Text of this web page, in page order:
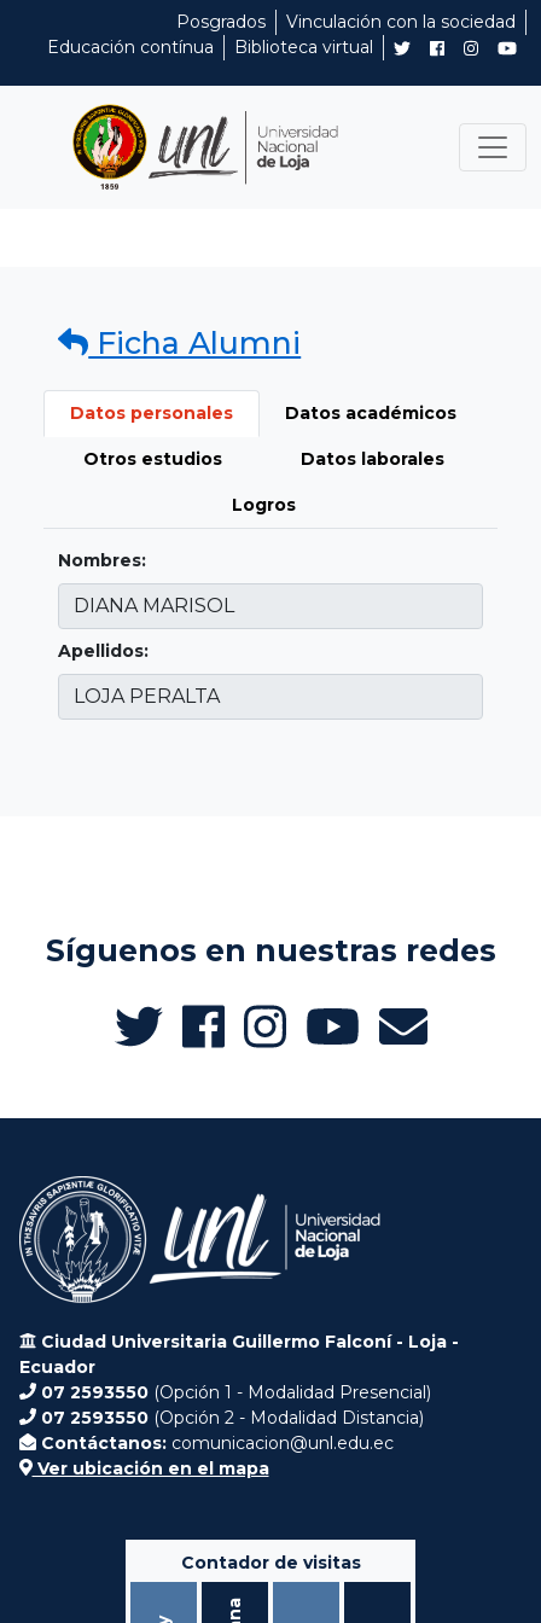
Posgrados
Vinculación con la sociedad
Educación contínua
Biblioteca virtual
Ficha Alumni
Datos personales Datos académicos
Otros estudios Datos laborales
Logros
Nombres:
Apellidos:
Síguenos en nuestras redes
Ciudad Universitaria Guillermo Falconí - Loja -
Ecuador
07 2593550 (Opción 1 - Modalidad Presencial)
07 2593550 (Opción 2 - Modalidad Distancia)
Contáctanos: comunicacion@unl.edu.ec
Ver ubicación en el mapa
Contador de visitas